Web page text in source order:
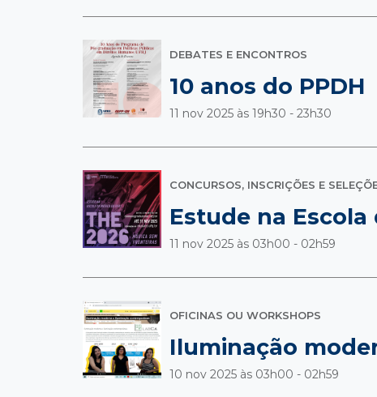
DEBATES E ENCONTROS
10 anos do PPDH
11 nov 2025 às 19h30 - 23h30
CONCURSOS, INSCRIÇÕES E
Estude na Escola
11 nov 2025 às 03h00 - 02h59
OFICINAS OU WORKSHOPS
Iluminação
10 nov 2025 às 03h00 - 02h59